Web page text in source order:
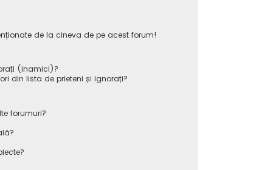
de la cineva de pe acest forum!
(inamici)?
din lista de prieteni și ignorați?
forumuri?